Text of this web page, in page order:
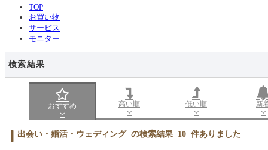
TOP
お買い物
サービス
モニター
検索結果
おすすめ 高い順 低い順 新
出会い・婚活・ウェディング の検索結果 10 件ありました